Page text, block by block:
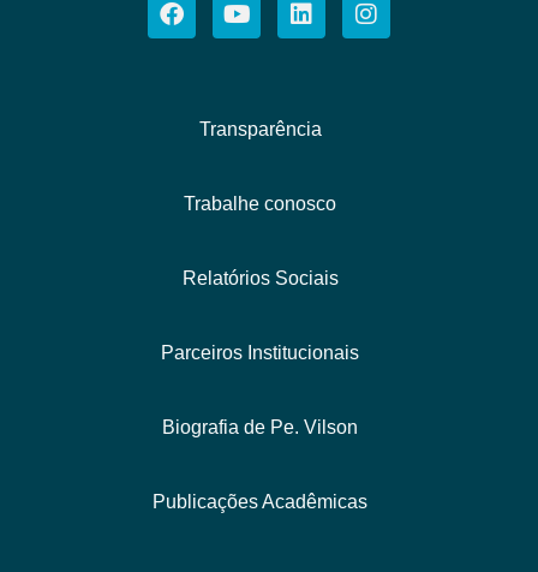
Transparência
Trabalhe conosco
Relatórios Sociais
Parceiros Institucionais
Biografia de Pe. Vilson
Publicações Acadêmicas